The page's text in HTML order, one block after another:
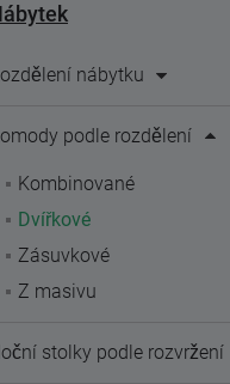
nábytku
podle rozdělení
Kombinované
Dvířkové
Zásuvkové
Z masivu
stolky podle rozvržení